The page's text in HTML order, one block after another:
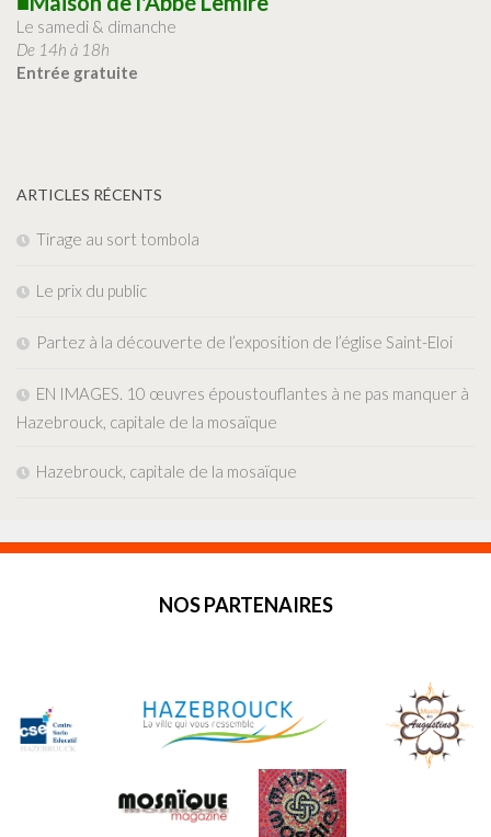
Le samedi & dimanche
De 14h à 18h
Entrée gratuite
ARTICLES RÉCENTS
Tirage au sort tombola
Le prix du public
Partez à la découverte de l’exposition de l’église Saint-Eloi
EN IMAGES. 10 œuvres époustouflantes à ne pas manquer à
Hazebrouck, capitale de la mosaïque
Hazebrouck, capitale de la mosaïque
NOS PARTENAIRES